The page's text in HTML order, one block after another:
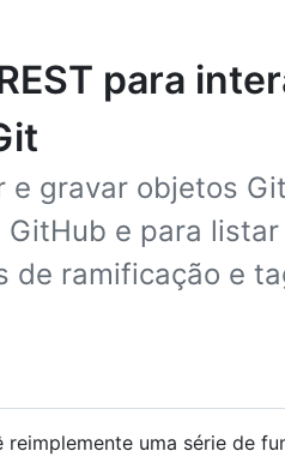
para
e gravar objetos
e para
de ramificação e
uma série de